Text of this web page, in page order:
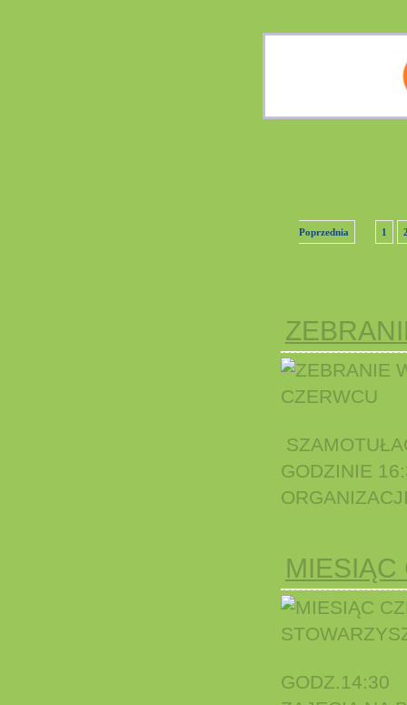
Poprzednia 1
GODZINIE
MIESIĄC
GODZ.14:30